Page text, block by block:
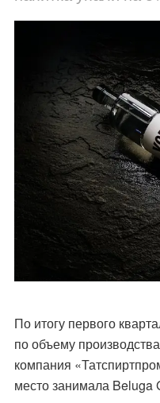
По итогу первого
по объему
компания
место занимала Beluga